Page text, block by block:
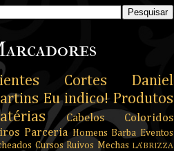
Cortes
Daniel
Eu indico! Produtos
Cabelos Coloridos
Parceria Homens Barba Eventos
Cursos Ruivos Mechas LA’BRIZZA